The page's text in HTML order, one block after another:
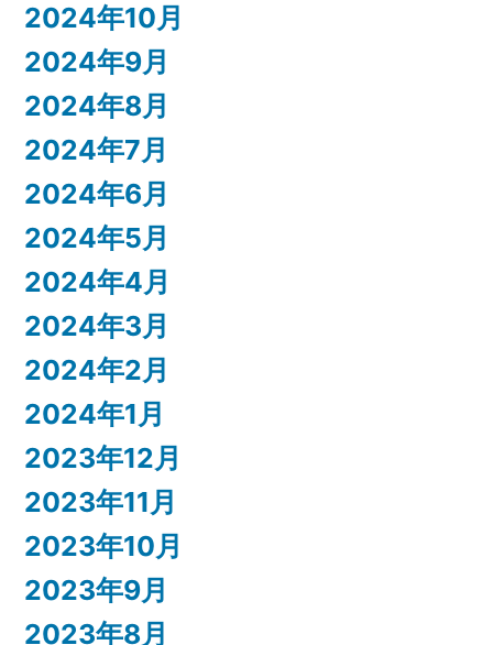
2024年10月
2024年9月
2024年8月
2024年7月
2024年6月
2024年5月
2024年4月
2024年3月
2024年2月
2024年1月
2023年12月
2023年11月
2023年10月
2023年9月
2023年8月